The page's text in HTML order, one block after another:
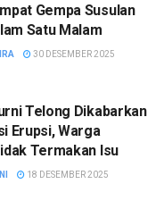
Gempa Susulan
Satu Malam
30 DESEMBER 2025
Telong Dikabarkan
Erupsi, Warga
Termakan Isu
18 DESEMBER 2025